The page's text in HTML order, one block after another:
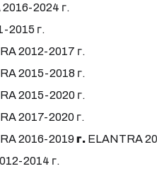
2024 г.
2015 г.
2012-2017 г.
2015-2018 г.
2015-2020 г.
2017-2020 г.
2016-2019г. ELANTRA
2014 г.